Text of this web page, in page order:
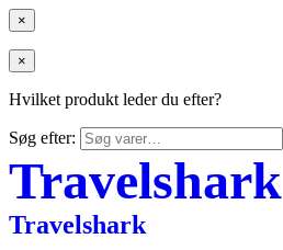
×
×
Hvilket produkt leder du efter?
Søg efter:
Travelshark
Travelshark